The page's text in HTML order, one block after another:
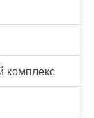
комплекс